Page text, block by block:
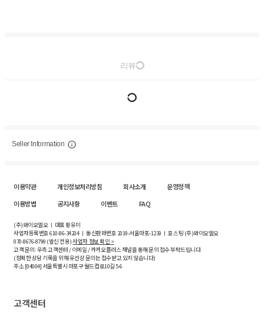
리뷰
Seller Information
이용약관 개인정보처리방침 회사소개
운영정책
이용방법
공지사항 이벤트 FAQ
(주)와이오엘오 ㅣ 대표 황유미
사업자등록번호610-86-34204ㅣ 통신판매번호 2019-서울마포-1239 ㅣ 호스팅 (주)와이오엘오
070-8676-8799 (발신 전용)사업자 정보 확인 >
고객 문의: 우측 고객센터 / 이메일 / 카카오플러스 채널을 통해 문의 접수 부탁드립니다.
(정확한 상담 기록을 위해 유선상 문의는 접수받고 있지 않습니다)
주소 [04004] 서울특별시 마포구 월드컵로10길5-6
고객센터